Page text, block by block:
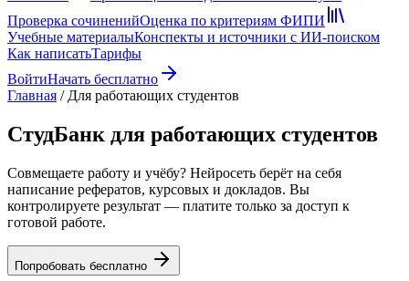
Проверка сочиненийОценка по критериям ФИПИ
Учебные материалыКонспекты и источники с ИИ-поиском
Как написатьТарифы
ВойтиНачать бесплатно
Главная / Для работающих студентов
СтудБанк для работающих студентов
Совмещаете работу и учёбу? Нейросеть берёт на себя
написание рефератов, курсовых и докладов. Вы
контролируете результат — платите только за доступ к
готовой работе.
Попробовать бесплатно